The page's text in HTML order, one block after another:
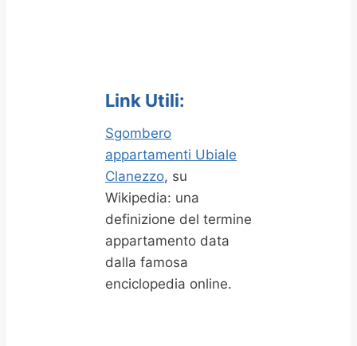
Link Utili:
Sgombero
appartamenti Ubiale
Clanezzo, su
Wikipedia: una
definizione del termine
appartamento data
dalla famosa
enciclopedia online.